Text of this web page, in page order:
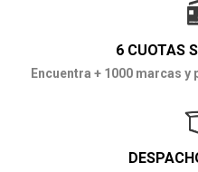
6 CUOTAS
Encuentra + 1000 marcas